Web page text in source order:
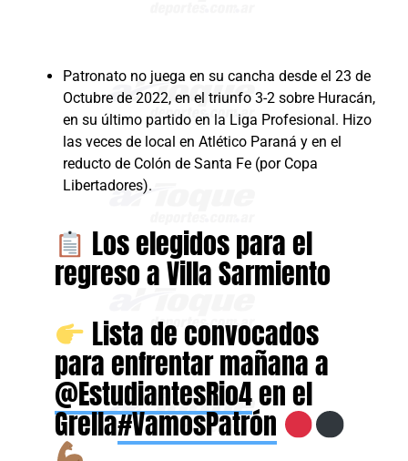
Patronato no juega en su cancha desde el 23 de
Octubre de 2022, en el triunfo 3-2 sobre Huracán,
en su último partido en la Liga Profesional. Hizo
las veces de local en Atlético Paraná y en el
reducto de Colón de Santa Fe (por Copa
Libertadores).
Los elegidos para el
regreso a Villa Sarmiento
Lista de convocados
para enfrentar mañana a
@EstudiantesRio4en el
Grella#VamosPatrón